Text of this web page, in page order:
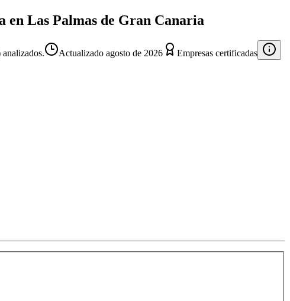
en Las Palmas de Gran Canaria
Actualizado agosto de 2026
Empresas certificadas